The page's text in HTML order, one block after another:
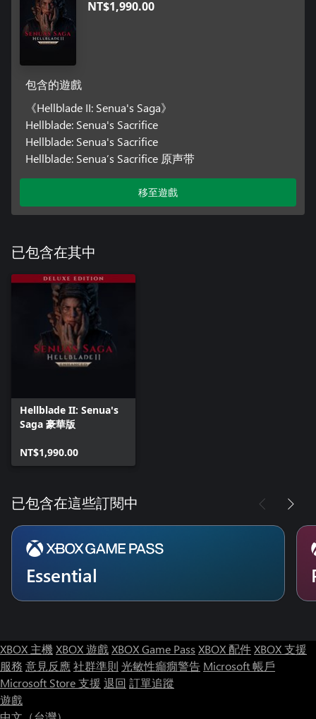
NT$1,990.00
包含的遊戲
《Hellblade II: Senua's Saga》
Hellblade: Senua's Sacrifice
Hellblade: Senua's Sacrifice
Hellblade: Senua’s Sacrifice 原声带
移至遊戲
已包含在其中
Hellblade II: Senua's
Saga 豪華版
NT$1,990.00
已包含在這些訂閱中
Essential
XBOX 主機XBOX 遊戲XBOX Game Pass XBOX 配件XBOX 支援
服務 意見反應社群準則 光敏性癲癇警告 Microsoft 帳戶
Microsoft Store 支援 退回 訂單追蹤
遊戲